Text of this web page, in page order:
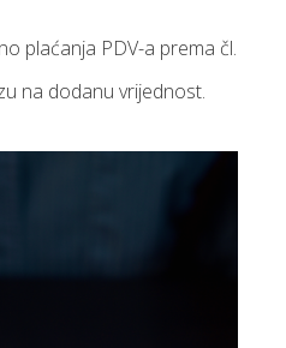
plaćanja PDV-a prema čl.
na dodanu vrijednost.